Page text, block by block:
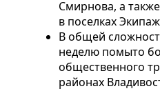
Смирнова, а
в поселках
В общей
неделю помыто
общественного
районах